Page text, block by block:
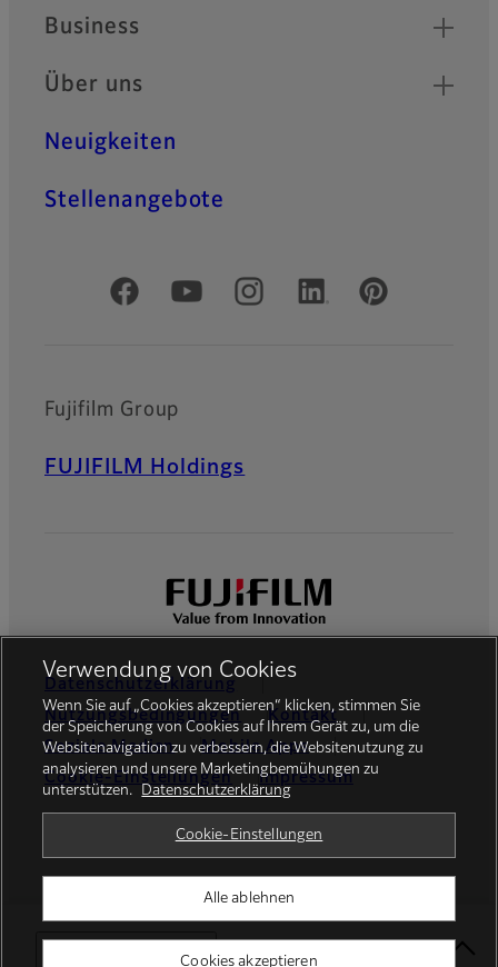
Select Your Location
Business
Über uns
Neuigkeiten
Stellenangebote
Offizielle soziale Medien
Fujifilm Group
FUJIFILM Holdings
Datenschutzerklärung
Nutzungsbedingungen
Kontakt
Soziale Medien
Mobile Apps
Cookie-Einstellungen
Impressum
© FUJIFILM Europe GmbH
Verwendung von Cookies
Wenn Sie auf „Cookies akzeptieren“ klicken, stimmen Sie
der Speicherung von Cookies auf Ihrem Gerät zu, um die
Websitenavigation zu verbessern, die Websitenutzung zu
analysieren und unsere Marketingbemühungen zu
unterstützen.
Datenschutzerklärung
Cookie-Einstellungen
Alle ablehnen
Cookies akzeptieren